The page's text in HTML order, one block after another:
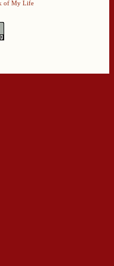
of My Life